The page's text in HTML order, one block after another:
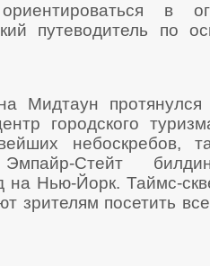
в
путеводитель по
Мидтаун
городского
небоскребов,
Стейт
на Нью-Йорк. Таймс-
зрителям посетить